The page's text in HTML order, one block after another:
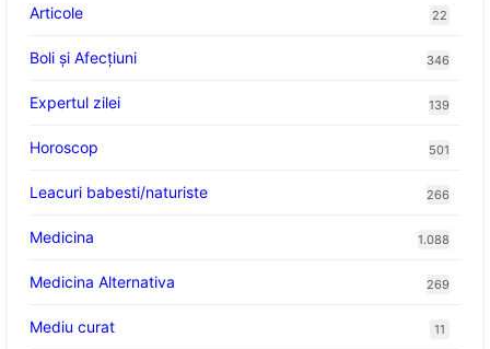
Articole 22
Boli și Afecțiuni 346
Expertul zilei 139
Horoscop 501
Leacuri babesti/naturiste 266
Medicina 1.088
Medicina Alternativa 269
Mediu curat 11